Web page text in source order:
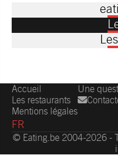
Accueil
Les restaurants
Mentions légales
Une
FR
© Eating.be 2004-2026 -